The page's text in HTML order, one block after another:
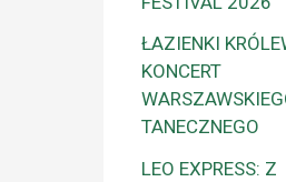
ŁAZIENKI
KONCERT
TANECZNEGO
LEO EXPRESS: Z